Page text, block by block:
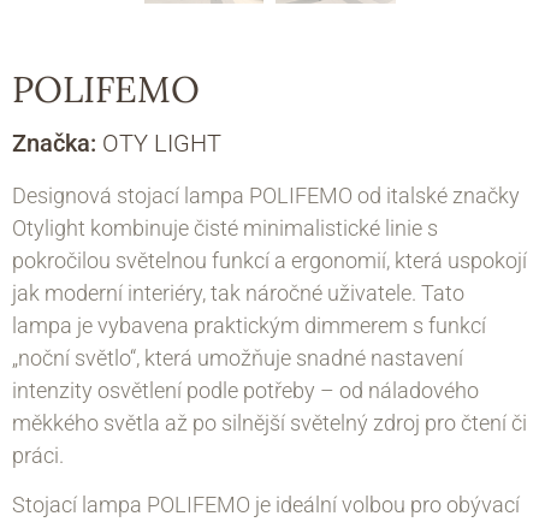
POLIFEMO
Značka: OTY LIGHT
Designová stojací lampa POLIFEMO od italské značky
Otylight kombinuje čisté minimalistické linie s
pokročilou světelnou funkcí a ergonomií, která uspokojí
jak moderní interiéry, tak náročné uživatele. Tato
lampa je vybavena praktickým dimmerem s funkcí
„noční světlo“, která umožňuje snadné nastavení
intenzity osvětlení podle potřeby – od náladového
měkkého světla až po silnější světelný zdroj pro čtení či
práci.
Stojací lampa POLIFEMO je ideální volbou pro obývací